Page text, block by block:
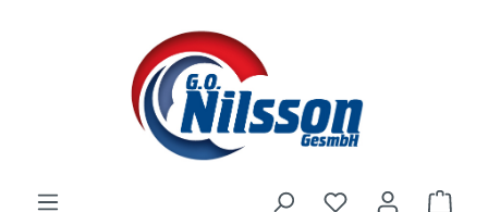
Zum Hauptinhalt springen